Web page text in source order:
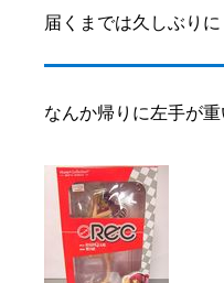
届くまでは久しぶりに
なんか帰りに左手が重